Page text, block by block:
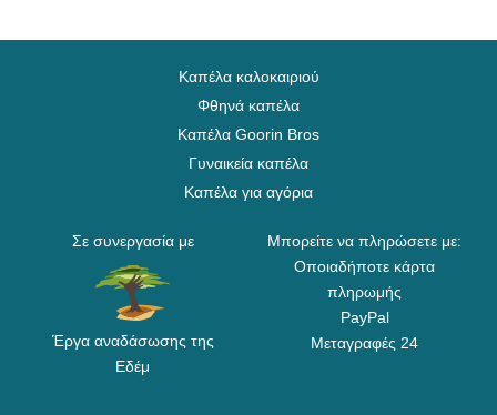
Καπέλα καλοκαιριού
Φθηνά καπέλα
Καπέλα Goorin Bros
Γυναικεία καπέλα
Καπέλα για αγόρια
Σε συνεργασία με
Έργα αναδάσωσης της
Εδέμ
Μπορείτε να πληρώσετε με:
Οποιαδήποτε κάρτα
πληρωμής
PayPal
Μεταγραφές 24